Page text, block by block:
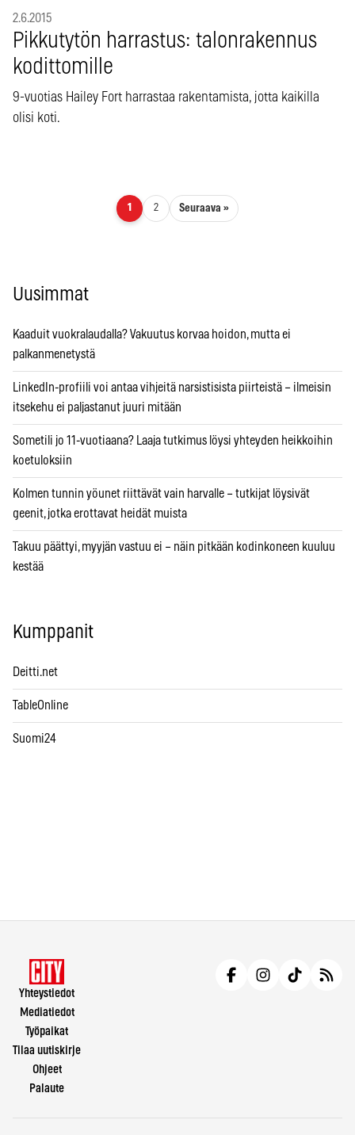
2.6.2015
Pikkutytön harrastus: talonrakennus
kodittomille
9-vuotias Hailey Fort harrastaa rakentamista, jotta kaikilla
olisi koti.
Artikkelien sivutus
1 2 Seuraava »
Uusimmat
Kaaduit vuokralaudalla? Vakuutus korvaa hoidon, mutta ei
palkanmenetystä
LinkedIn-profiili voi antaa vihjeitä narsistisista piirteistä – ilmeisin
itsekehu ei paljastanut juuri mitään
Sometili jo 11-vuotiaana? Laaja tutkimus löysi yhteyden heikkoihin
koetuloksiin
Kolmen tunnin yöunet riittävät vain harvalle – tutkijat löysivät
geenit, jotka erottavat heidät muista
Takuu päättyi, myyjän vastuu ei – näin pitkään kodinkoneen kuuluu
kestää
Kumppanit
Deitti.net
TableOnline
Suomi24
Yhteystiedot
Mediatiedot
Työpaikat
Tilaa uutiskirje
Ohjeet
Palaute